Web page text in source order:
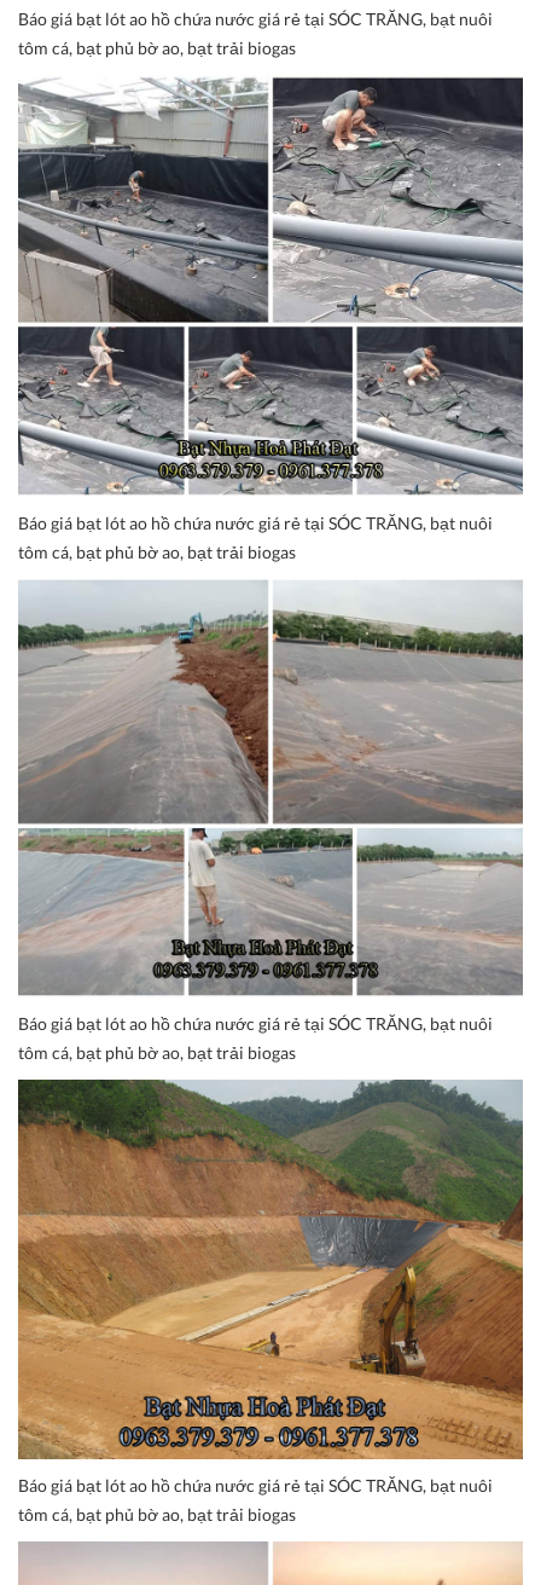
Báo giá bạt lót ao hồ chứa nước giá rẻ tại SÓC TRĂNG, bạt nuôi
tôm cá, bạt phủ bờ ao, bạt trải biogas
Báo giá bạt lót ao hồ chứa nước giá rẻ tại SÓC TRĂNG, bạt nuôi
tôm cá, bạt phủ bờ ao, bạt trải biogas
Báo giá bạt lót ao hồ chứa nước giá rẻ tại SÓC TRĂNG, bạt nuôi
tôm cá, bạt phủ bờ ao, bạt trải biogas
Báo giá bạt lót ao hồ chứa nước giá rẻ tại SÓC TRĂNG, bạt nuôi
tôm cá, bạt phủ bờ ao, bạt trải biogas